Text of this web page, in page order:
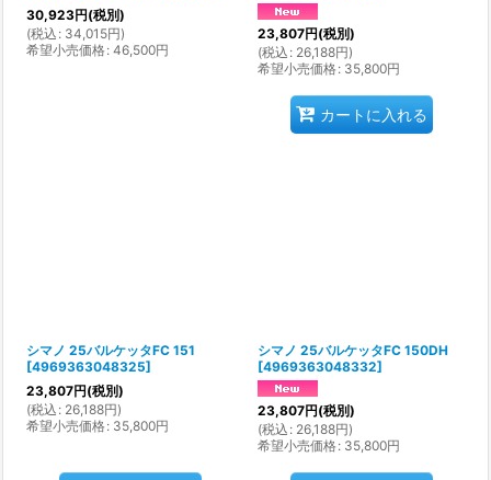
30,923円(税別)
(税込 : 34,015円)
希望小売価格: 46,500円
23,807円(税別)
(税込 : 26,188円)
希望小売価格: 35,800円
カートに入れる
シマノ 25バルケッタFC 151
[4969363048325]
23,807円(税別)
(税込 : 26,188円)
希望小売価格: 35,800円
シマノ 25バルケッタFC 150DH
[4969363048332]
23,807円(税別)
(税込 : 26,188円)
希望小売価格: 35,800円